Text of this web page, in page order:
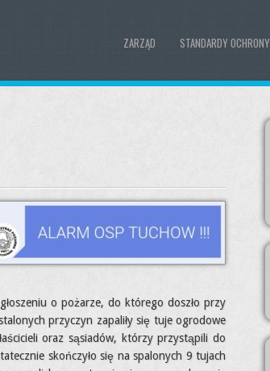
STANDARDY OCHRONY
ZARZĄD
o pożarze, do którego doszło przy
przyczyn zapaliły się tuje ogrodowe
oraz sąsiadów, którzy przystąpili do
skończyło się na spalonych 9 tujach